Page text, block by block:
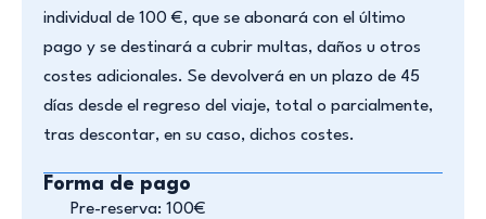
individual de 100 €, que se abonará con el último
pago y se destinará a cubrir multas, daños u otros
costes adicionales. Se devolverá en un plazo de 45
días desde el regreso del viaje, total o parcialmente,
tras descontar, en su caso, dichos costes.
Forma de pago
Pre-reserva: 100€